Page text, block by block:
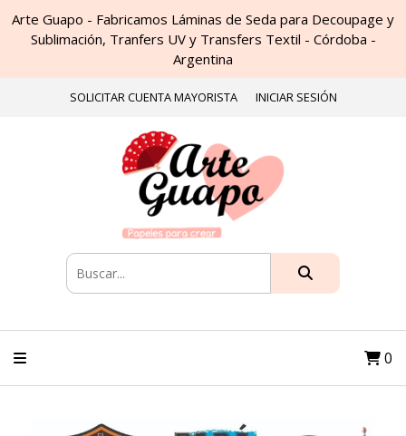
Arte Guapo - Fabricamos Láminas de Seda para Decoupage y
Sublimación, Tranfers UV y Transfers Textil - Córdoba -
Argentina
SOLICITAR CUENTA MAYORISTA INICIAR SESIÓN
0